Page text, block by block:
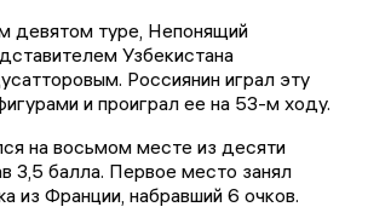
девятом туре, Непонящий
Узбекистана
Россиянин играл эту
и проиграл ее на 53-м ходу.
на восьмом месте из десяти
3,5 балла. Первое место занял
из Франции, набравший 6 очков.